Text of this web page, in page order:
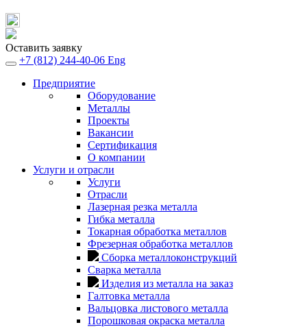
Оставить заявку
+7 (812) 244-40-06 Eng
Предприятие
Оборудование
Металлы
Проекты
Вакансии
Сертификация
О компании
Услуги и отрасли
Услуги
Отрасли
Лазерная резка металла
Гибка металла
Токарная обработка металлов
Фрезерная обработка металлов
Сборка металлоконструкций
Сварка металла
Изделия из металла на заказ
Галтовка металла
Вальцовка листового металла
Порошковая окраска металла